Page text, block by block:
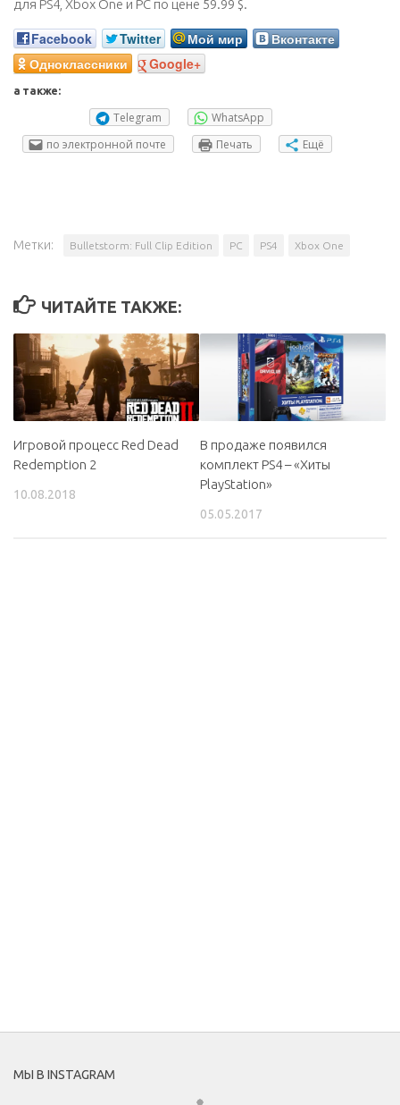
для PS4, Xbox One и PC по цене 59.99 $.
Facebook Twitter Мой мир
Вконтакте
Одноклассники
Google+
а также:
Telegram
WhatsApp
по электронной почте
Печать Ещё
Метки: Bulletstorm: Full Clip Edition PC PS4 Xbox One
ЧИТАЙТЕ ТАКЖЕ:
Игровой процесс Red Dead
Redemption 2
10.08.2018
В продаже появился
комплект PS4 – «Хиты
PlayStation»
05.05.2017
МЫ В INSTAGRAM